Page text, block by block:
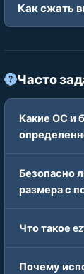
Как сжать
Часто
Какие ОС и
Безопасно
размера с
Что такое
Почему